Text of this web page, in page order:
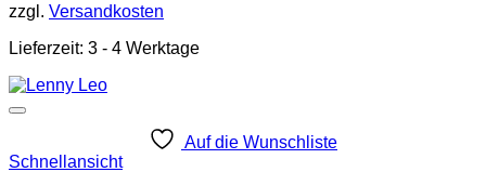
zzgl. Versandkosten
Lieferzeit: 3 - 4 Werktage
Auf die Wunschliste
Schnellansicht